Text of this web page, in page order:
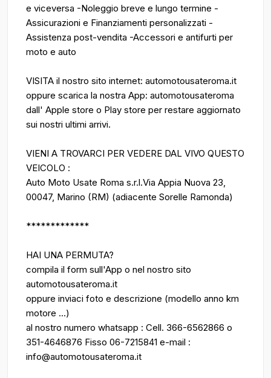
e viceversa -Noleggio breve e lungo termine -
Assicurazioni e Finanziamenti personalizzati -
Assistenza post-vendita -Accessori e antifurti per
moto e auto
VISITA il nostro sito internet: automotousateroma.it
oppure scarica la nostra App: automotousateroma
dall' Apple store o Play store per restare aggiornato
sui nostri ultimi arrivi.
VIENI A TROVARCI PER VEDERE DAL VIVO QUESTO
VEICOLO :
Auto Moto Usate Roma s.r.l.Via Appia Nuova 23,
00047, Marino (RM) (adiacente Sorelle Ramonda)
*************
HAI UNA PERMUTA?
compila il form sull'App o nel nostro sito
automotousateroma.it
oppure inviaci foto e descrizione (modello anno km
motore ...)
al nostro numero whatsapp : Cell. 366-6562866 o
351-4646876 Fisso 06-7215841 e-mail :
info@automotousateroma.it